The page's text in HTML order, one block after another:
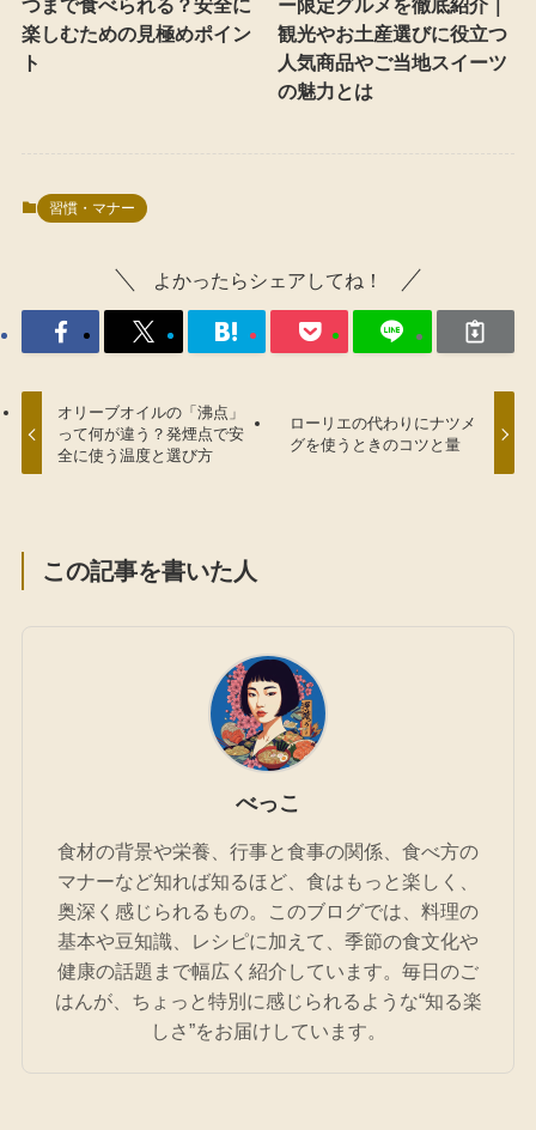
つまで食べられる？安全に
楽しむための見極めポイン
ト
ー限定グルメを徹底紹介｜
観光やお土産選びに役立つ
人気商品やご当地スイーツ
の魅力とは
習慣・マナー
よかったらシェアしてね！
オリーブオイルの「沸点」
って何が違う？発煙点で安
全に使う温度と選び方
ローリエの代わりにナツメ
グを使うときのコツと量
この記事を書いた人
べっこ
食材の背景や栄養、行事と食事の関係、食べ方の
マナーなど知れば知るほど、食はもっと楽しく、
奥深く感じられるもの。このブログでは、料理の
基本や豆知識、レシピに加えて、季節の食文化や
健康の話題まで幅広く紹介しています。毎日のご
はんが、ちょっと特別に感じられるような“知る楽
しさ”をお届けしています。